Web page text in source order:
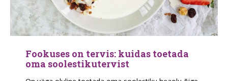
Fookuses on tervis: kuidas toetada
oma soolestikutervist